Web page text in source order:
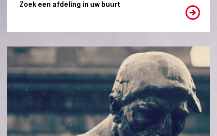
Zoek een afdeling in uw buurt